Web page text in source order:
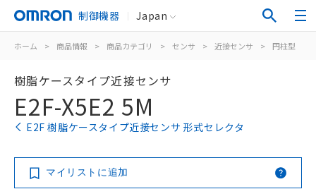
制御機器 Japan
ホーム > 商品情報 > 商品カテゴリ > センサ > 近接センサ > 円柱型
樹脂ケースタイプ近接センサ
E2F-X5E2 5M
E2F 樹脂ケースタイプ近接センサ 形式セレクタ
マイリストに追加